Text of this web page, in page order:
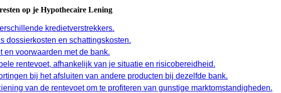
op je Hypothecaire Lening
kredietverstrekkers.
dossierkosten en schattingskosten.
en voorwaarden met de bank.
rentevoet, afhankelijk van je situatie en risicobereidheid.
bij het afsluiten van andere producten bij dezelfde bank.
van de rentevoet om te profiteren van gunstige marktomstandigheden.